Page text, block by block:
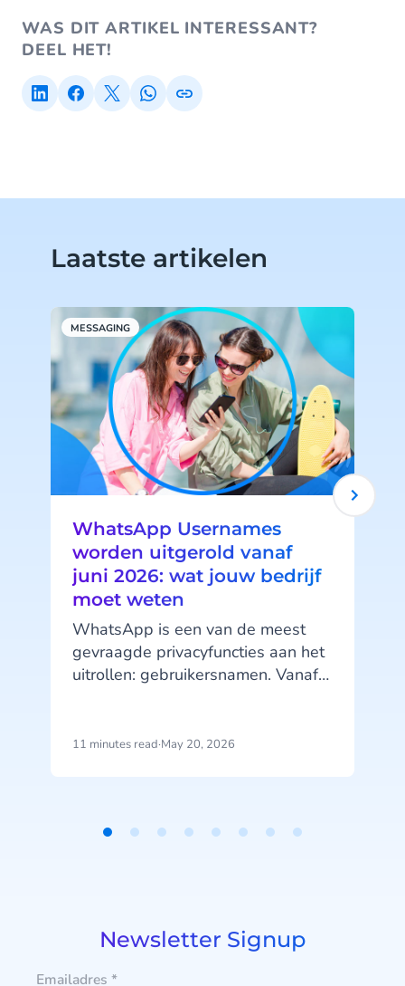
WAS DIT ARTIKEL INTERESSANT?
DEEL HET!
Laatste artikelen
MESSAGING
WhatsApp Usernames
worden uitgerold vanaf
juni 2026: wat jouw bedrijf
moet weten
WhatsApp is een van de meest
gevraagde privacyfuncties aan het
uitrollen: gebruikersnamen. Vanaf
wanneer ze jouw bedrijf een
uitvoert en je data structureert.
11 minutes read·May 20, 2026
Newsletter Signup
Emailadres *